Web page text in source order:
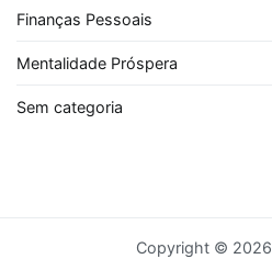
Finanças Pessoais
Mentalidade Próspera
Sem categoria
Copyright © 2026